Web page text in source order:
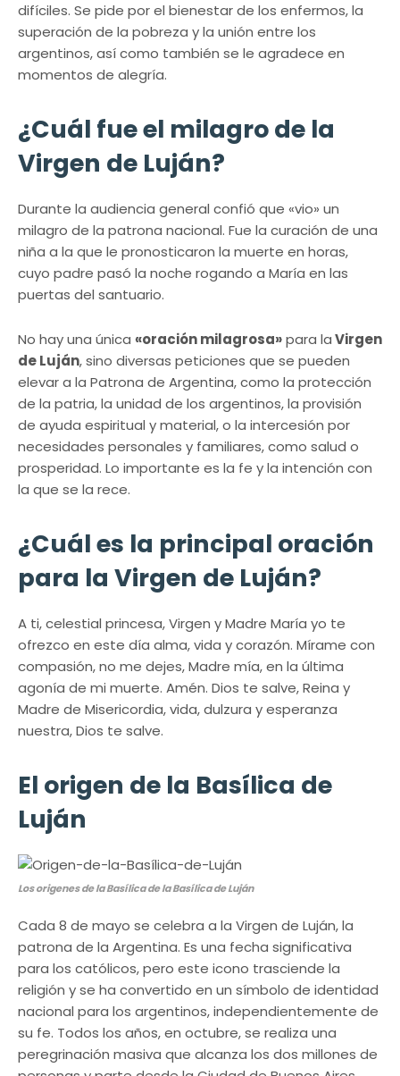
difíciles. Se pide por el bienestar de los enfermos, la
superación de la pobreza y la unión entre los
argentinos, así como también se le agradece en
momentos de alegría.
¿Cuál fue el milagro de la
Virgen de Luján?
Durante la audiencia general confió que «vio» un
milagro de la patrona nacional. Fue la curación de una
niña a la que le pronosticaron la muerte en horas,
cuyo padre pasó la noche rogando a María en las
puertas del santuario.
No hay una única «oración milagrosa»para laVirgen
de Luján, sino diversas peticiones que se pueden
elevar a la Patrona de Argentina, como la protección
de la patria, la unidad de los argentinos, la provisión
de ayuda espiritual y material, o la intercesión por
necesidades personales y familiares, como salud o
prosperidad. Lo importante es la fe y la intención con
la que se la rece.
¿Cuál es la principal oración
para la Virgen de Luján?
A ti, celestial princesa, Virgen y Madre María yo te
ofrezco en este día alma, vida y corazón. Mírame con
compasión, no me dejes, Madre mía, en la última
agonía de mi muerte. Amén. Dios te salve, Reina y
Madre de Misericordia, vida, dulzura y esperanza
nuestra, Dios te salve.
El origen de la Basílica de
Luján
Los origenes de la Basílica de la Basílica de Luján
Cada 8 de mayo se celebra a la Virgen de Luján, la
patrona de la Argentina. Es una fecha significativa
para los católicos, pero este icono trasciende la
religión y se ha convertido en un símbolo de identidad
nacional para los argentinos, independientemente de
su fe. Todos los años, en octubre, se realiza una
peregrinación masiva que alcanza los dos millones de